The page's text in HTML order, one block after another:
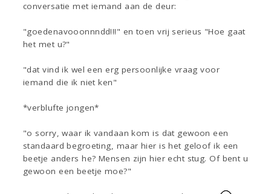
conversatie met iemand aan de deur:
"goedenavooonnndd!!!" en toen vrij serieus "Hoe gaat
het met u?"
"dat vind ik wel een erg persoonlijke vraag voor
iemand die ik niet ken"
*verblufte jongen*
"o sorry, waar ik vandaan kom is dat gewoon een
standaard begroeting, maar hier is het geloof ik een
beetje anders he? Mensen zijn hier echt stug. Of bent u
gewoon een beetje moe?"